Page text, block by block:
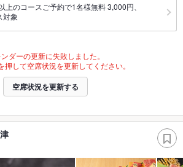
のコースご予約で1名様無料 3,000円、
対象
ダーの更新に失敗しました。
押して空席状況を更新してください。
空席状況を更新する